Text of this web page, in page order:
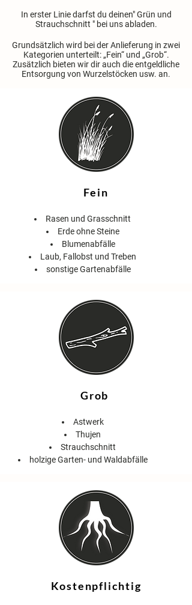
In erster Linie darfst du deinen" Grün und
Strauchschnitt " bei uns abladen.
Grundsätzlich wird bei der Anlieferung in zwei
Kategorien unterteilt: „Fein“ und „Grob“.
Zusätzlich bieten wir dir auch die entgeldliche
Entsorgung von Wurzelstöcken usw. an.
Fein
Rasen und Grasschnitt
Erde ohne Steine
Blumenabfälle
Laub, Fallobst und Treben
sonstige Gartenabfälle
Grob
Astwerk
Thujen
Strauchschnitt
holzige Garten- und Waldabfälle
Kostenpflichtig